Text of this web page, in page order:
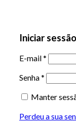
Iniciar sessão
E-mail*
Senha*
Manter
Perdeu a sua